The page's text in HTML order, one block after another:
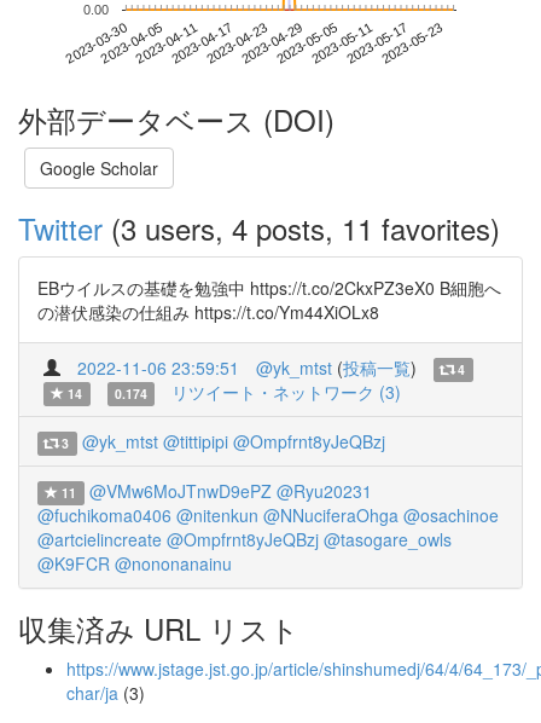
2023-03-302023-04-052023-04-112023-04-172023-04-232023-04-292023-05-052023-05-112023-05-172023-05-23
0.00
外部データベース (DOI)
Google Scholar
Twitter (3 users, 4 posts, 11 favorites)
EBウイルスの基礎を勉強中 https://t.co/2CkxPZ3eX0 B細胞へ
の潜伏感染の仕組み https://t.co/Ym44XiOLx8
2022-11-06 23:59:51 @yk_mtst (投稿一覧)
4
14
0.174 リツイート・ネットワーク (3)
3 @yk_mtst @tittipipi @Ompfrnt8yJeQBzj
11 @VMw6MoJTnwD9ePZ @Ryu20231
@fuchikoma0406 @nitenkun @NNuciferaOhga @osachinoe
@artcielincreate @Ompfrnt8yJeQBzj @tasogare_owls
@K9FCR @nononanainu
収集済み URL リスト
https://www.jstage.jst.go.jp/article/shinshumedj/64/4/64_173/
char/ja (3)